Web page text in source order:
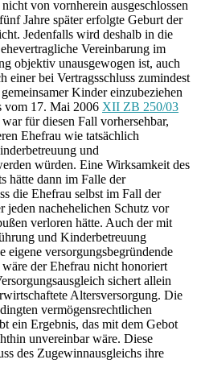
von vornherein ausgeschlossen
Jahre später erfolgte Geburt der
Jedenfalls wird deshalb in die
Vereinbarung im
objektiv unausgewogen ist, auch
einer bei Vertragsschluss zumindest
Kinder einzubeziehen
vom 17. Mai 2006 XII ZB 250/03
für diesen Fall vorhersehbar,
Ehefrau wie tatsächlich
und
würden. Eine Wirksamkeit des
hätte dann im Falle der
die Ehefrau selbst im Fall der
jeden nachehelichen Schutz vor
verloren hätte. Auch der mit
und Kinderbetreuung
eigene versorgungsbegründende
der Ehefrau nicht honoriert
sichert allein
Altersversorgung. Die
vermögensrechtlichen
ein Ergebnis, das mit dem Gebot
unvereinbar wäre. Diese
des Zugewinnausgleichs ihre